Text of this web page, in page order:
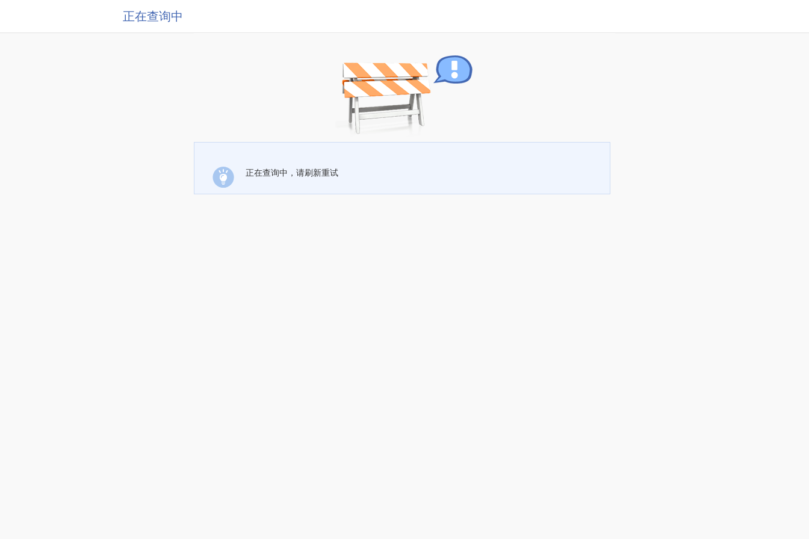
正在查询中
正在查询中，请刷新重试